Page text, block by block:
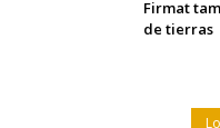
Firmat
de tierras